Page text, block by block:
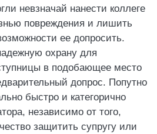
невзначай нанести коллеге
повреждения и лишить
ее допросить.
охрану для
в подобающее место
допрос. Попутно
быстро и категорично
независимо от того,
защитить супругу или